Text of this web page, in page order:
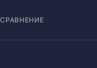
СРАВНЕНИЕ